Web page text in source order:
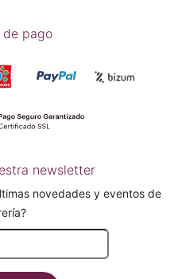
de pago
newsletter
novedades y eventos de